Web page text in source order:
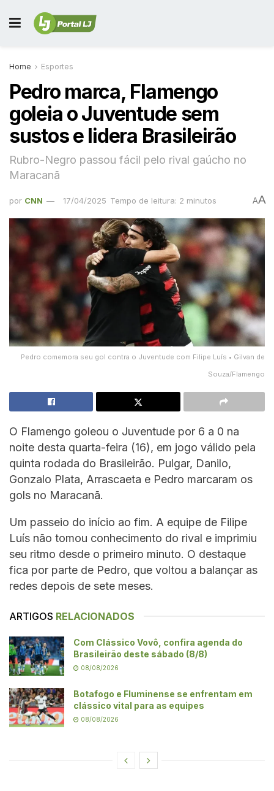
Home Esportes
Pedro marca, Flamengo
goleia o Juventude sem
sustos e lidera Brasileirão
Rubro-Negro passou fácil pelo rival gaúcho no
Maracanã
por CNN 17/04/2025 Tempo de leitura: 2 minutos AA
Pedro comemora seu gol contra o Juventude com Filipe Luís • Gilvan de
Souza/Flamengo
O Flamengo goleou o Juventude por 6 a 0 na
noite desta quarta-feira (16), em jogo válido pela
quinta rodada do Brasileirão. Pulgar, Danilo,
Gonzalo Plata, Arrascaeta e Pedro marcaram os
gols no Maracanã.
Um passeio do início ao fim. A equipe de Filipe
Luís não tomou conhecimento do rival e imprimiu
seu ritmo desde o primeiro minuto. O destaque
fica por parte de Pedro, que voltou a balançar as
redes depois de sete meses.
ARTIGOS RELACIONADOS
Com Clássico Vovô, confira agenda do
Brasileirão deste sábado (8/8)
08/08/2026
Botafogo e Fluminense se enfrentam em
clássico vital para as equipes
08/08/2026